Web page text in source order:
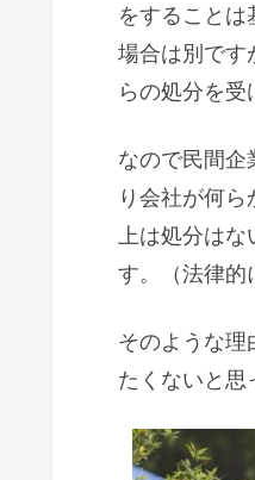
をすること
場合は別です
らの処分を受
なので民間企
り会社が何
上は処分は
す。（法律的
そのような理
たくないと思